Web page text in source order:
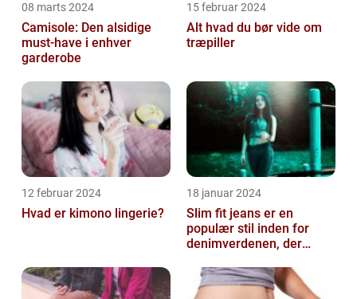
08 marts 2024
Camisole: Den alsidige
must-have i enhver
garderobe
15 februar 2024
Alt hvad du bør vide om
træpiller
12 februar 2024
Hvad er kimono lingerie?
18 januar 2024
Slim fit jeans er en
populær stil inden for
denimverdenen, der
personer, der ønsk...